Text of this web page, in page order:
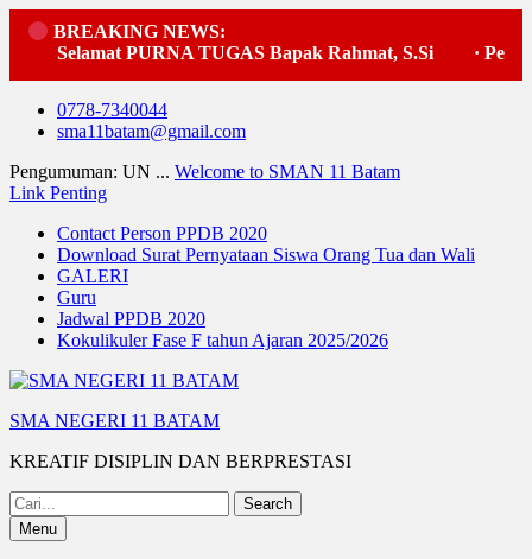
BREAKING NEWS:
Selamat PURNA TUGAS Bapak Rahmat, S.Si
Skip
0778-7340044
sma11batam@gmail.com
Pengumuman: UN ... Welcome to SMAN 11 Batam
Link Penting
Contact Person PPDB 2020
Download Surat Pernyataan Siswa Orang Tua dan Wali
GALERI
Guru
Jadwal PPDB 2020
Kokulikuler Fase F tahun Ajaran 2025/2026
SMA NEGERI 11 BATAM
KREATIF DISIPLIN DAN BERPRESTASI
Search
for:Menu